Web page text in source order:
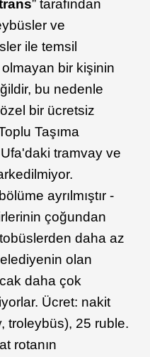
” tarafından
ve
ile temsil
bir kişinin
bu nedenle
bir ücretsiz
Taşıma
tramvay ve
ayrılmıştır -
çoğundan
daha az
olan
daha çok
Ücret: nakit
troleybüs), 25 ruble.
rotanın